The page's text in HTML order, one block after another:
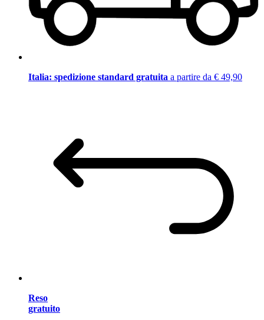
Italia: spedizione standard gratuita a partire da € 49,90
Reso
gratuito